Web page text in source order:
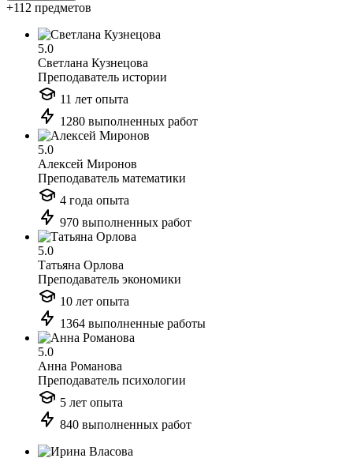
+112 предметов
5.0
Светлана Кузнецова
Преподаватель истории
11 лет опыта
1280 выполненных работ
5.0
Алексей Миронов
Преподаватель математики
4 года опыта
970 выполненных работ
5.0
Татьяна Орлова
Преподаватель экономики
10 лет опыта
1364 выполненные работы
5.0
Анна Романова
Преподаватель психологии
5 лет опыта
840 выполненных работ